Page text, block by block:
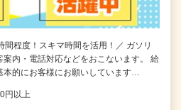
間程度！スキマ時間を活用！／ ガソリ
案内・電話対応などをおこないます。 給
的にお客様にお願いしています…
円以上